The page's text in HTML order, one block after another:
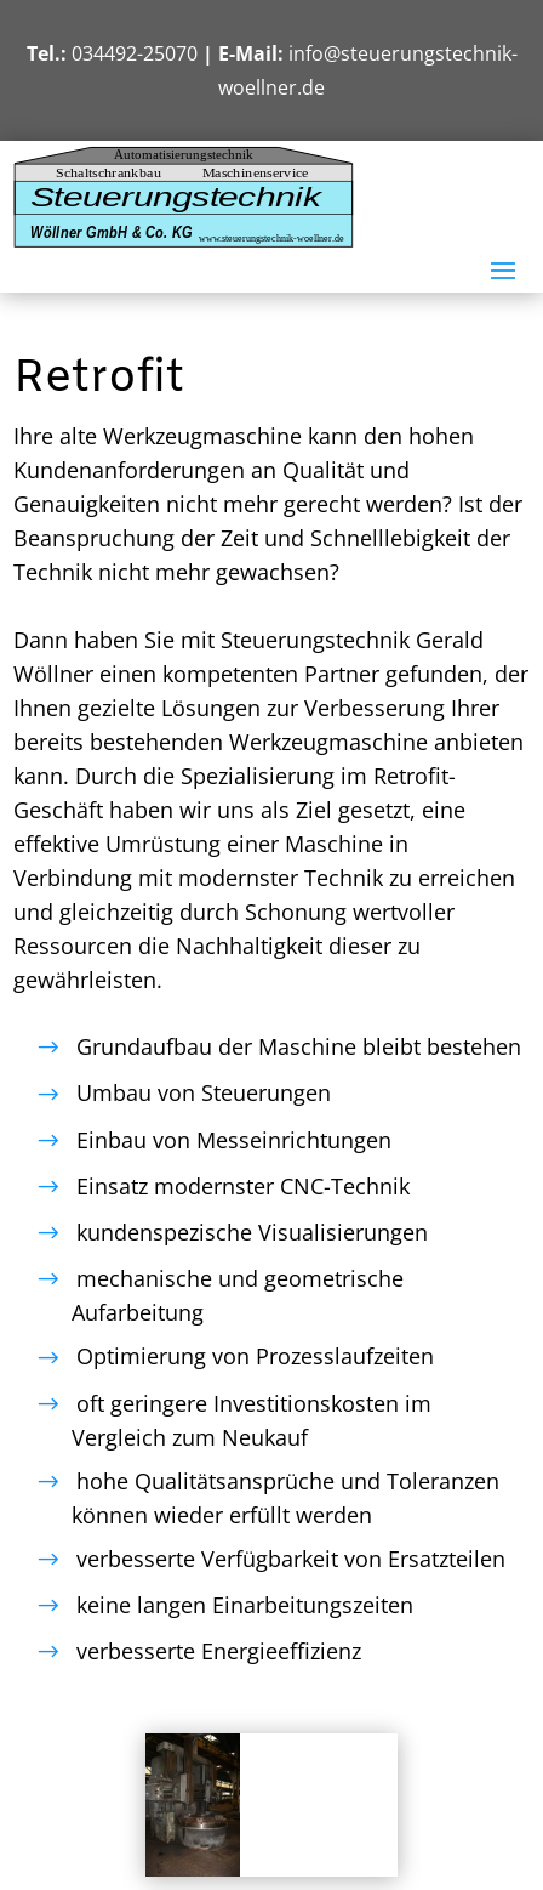
Tel.: 034492-25070 | E-Mail: info@steuerungstechnik-
woellner.de
Retrofit
Ihre alte Werkzeugmaschine kann den hohen
Kundenanforderungen an Qualität und
Genauigkeiten nicht mehr gerecht werden? Ist der
Beanspruchung der Zeit und Schnelllebigkeit der
Technik nicht mehr gewachsen?
Dann haben Sie mit Steuerungstechnik Gerald
Wöllner einen kompetenten Partner gefunden, der
Ihnen gezielte Lösungen zur Verbesserung Ihrer
bereits bestehenden Werkzeugmaschine anbieten
kann. Durch die Spezialisierung im Retrofit-
Geschäft haben wir uns als Ziel gesetzt, eine
effektive Umrüstung einer Maschine in
Verbindung mit modernster Technik zu erreichen
und gleichzeitig durch Schonung wertvoller
Ressourcen die Nachhaltigkeit dieser zu
gewährleisten.
Grundaufbau der Maschine bleibt bestehen
Umbau von Steuerungen
Einbau von Messeinrichtungen
Einsatz modernster CNC-Technik
kundenspezische Visualisierungen
mechanische und geometrische
Aufarbeitung
Optimierung von Prozesslaufzeiten
oft geringere Investitionskosten im
Vergleich zum Neukauf
hohe Qualitätsansprüche und Toleranzen
können wieder erfüllt werden
verbesserte Verfügbarkeit von Ersatzteilen
keine langen Einarbeitungszeiten
verbesserte Energieeffizienz